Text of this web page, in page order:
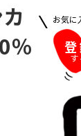
％
お気に
す